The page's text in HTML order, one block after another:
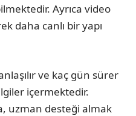
Ayrıca video
daha canlı bir yapı
ve kaç gün sürer
içermektedir.
uzman desteği almak